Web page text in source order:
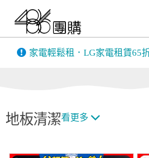
家電輕鬆租．LG家電租賃65
地板清潔看更多